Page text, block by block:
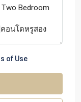
of Use